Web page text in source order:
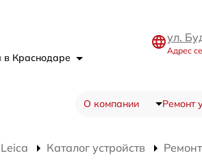
в Краснодаре
ул.
Адрес
О компании Ремонт
Каталог устройств